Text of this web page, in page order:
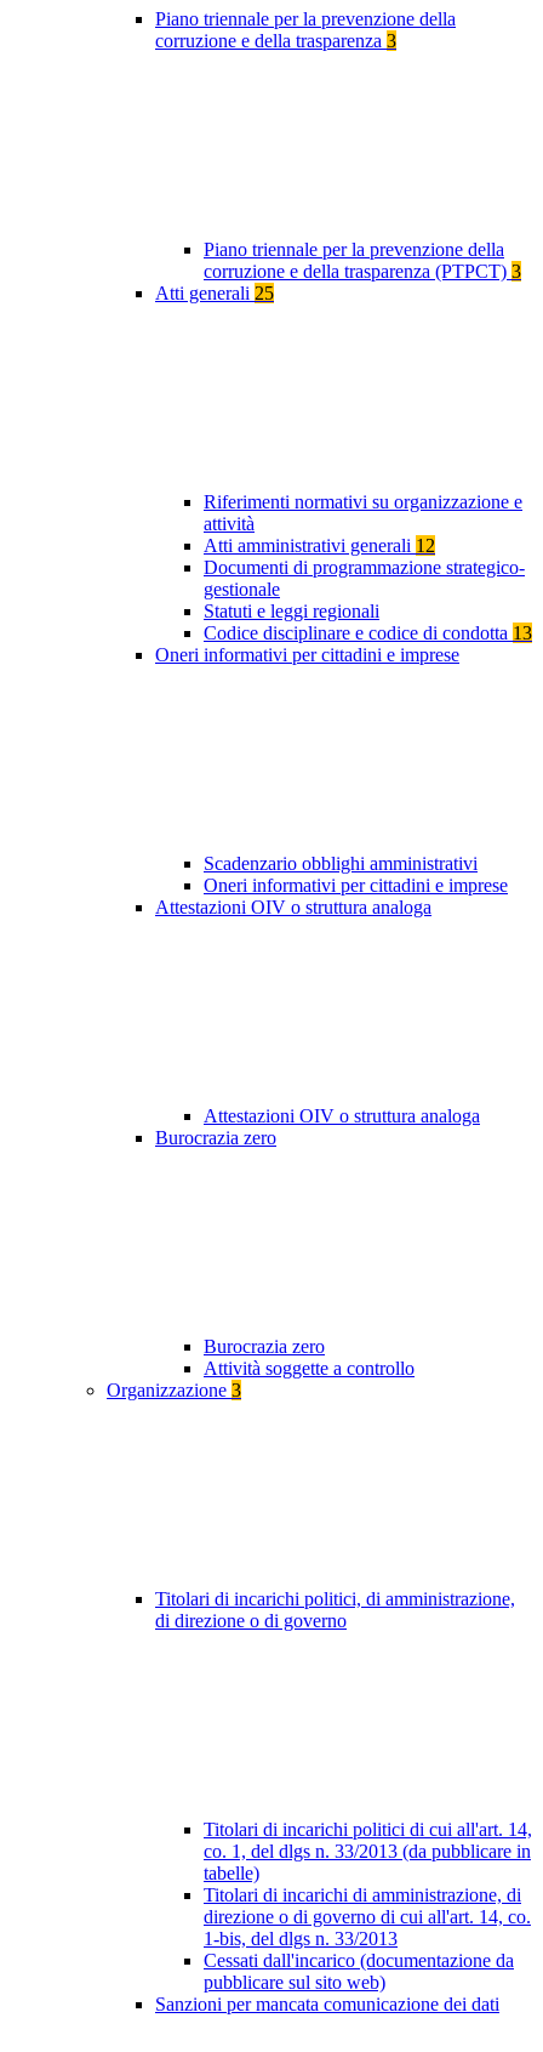
Piano triennale per la prevenzione della
corruzione e della trasparenza 3
Piano triennale per la prevenzione della
corruzione e della trasparenza (PTPCT) 3
Atti generali 25
Riferimenti normativi su organizzazione e
attività
Atti amministrativi generali 12
Documenti di programmazione strategico-
gestionale
Statuti e leggi regionali
Codice disciplinare e codice di condotta 13
Oneri informativi per cittadini e imprese
Scadenzario obblighi amministrativi
Oneri informativi per cittadini e imprese
Attestazioni OIV o struttura analoga
Attestazioni OIV o struttura analoga
Burocrazia zero
Burocrazia zero
Attività soggette a controllo
Organizzazione 3
Titolari di incarichi politici, di amministrazione,
di direzione o di governo
Titolari di incarichi politici di cui all'art. 14,
co. 1, del dlgs n. 33/2013 (da pubblicare in
tabelle)
Titolari di incarichi di amministrazione, di
direzione o di governo di cui all'art. 14, co.
1-bis, del dlgs n. 33/2013
Cessati dall'incarico (documentazione da
pubblicare sul sito web)
Sanzioni per mancata comunicazione dei dati